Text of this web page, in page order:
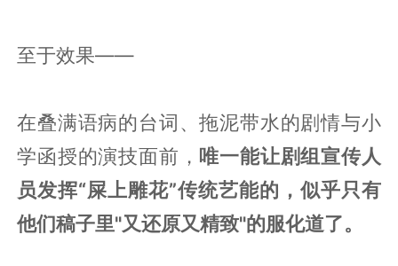
至于效果——
在叠满语病的台词、拖泥带水的剧情与小
学函授的演技面前， 唯一能让剧组宣传人
员发挥“屎上雕花”传统艺能的，似乎只有
他们稿子里"又还原又精致"的服化道了。